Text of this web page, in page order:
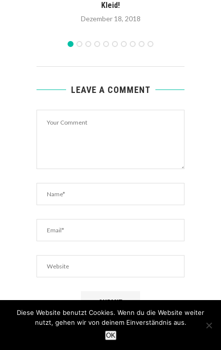
Kleid!
Dezember 18, 2018
LEAVE A COMMENT
Diese Website benutzt Cookies. Wenn du die Website weiter
nutzt, gehen wir von deinem Einverständnis aus.
OK